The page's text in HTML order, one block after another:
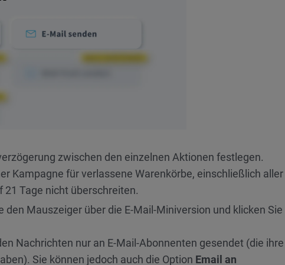
zwischen den einzelnen Aktionen festlegen.
Kampagne für verlassene Warenkörbe, einschließlich aller
Tage nicht überschreiten.
den Mauszeiger über die E-Mail-Miniversion und klicken
Nachrichten nur an E-Mail-Abonnenten gesendet (die ihre
Sie können jedoch auch die Option Email an